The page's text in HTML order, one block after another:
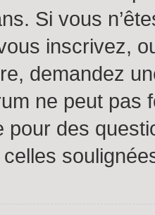
Si vous
inscrivez,
demandez
ne peut
pour des
celles